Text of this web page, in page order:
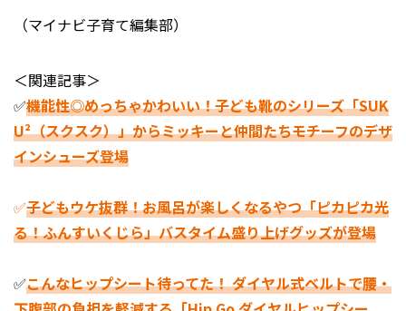
（マイナビ子育て編集部）
＜関連記事＞
✅機能性◎めっちゃかわいい！子ども靴のシリーズ「SUK
U²（スクスク）」からミッキーと仲間たちモチーフのデザ
インシューズ登場
✅子どもウケ抜群！お風呂が楽しくなるやつ「ピカピカ光
る！ふんすいくじら」バスタイム盛り上げグッズが登場
✅こんなヒップシート待ってた！ ダイヤル式ベルトで腰・